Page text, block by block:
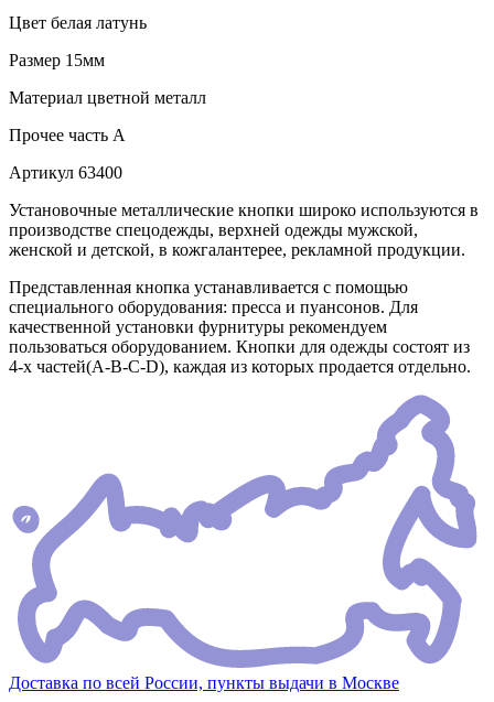
Цвет белая латунь
Размер 15мм
Материал цветной металл
Прочее часть A
Артикул 63400
Установочные металлические кнопки широко используются в
производстве спецодежды, верхней одежды мужской,
женской и детской, в кожгалантерее, рекламной продукции.
Представленная кнопка устанавливается с помощью
специального оборудования: пресса и пуансонов. Для
качественной установки фурнитуры рекомендуем
пользоваться оборудованием. Кнопки для одежды состоят из
4-х частей(А-В-С-D), каждая из которых продается отдельно.
Доставка по всей России, пункты выдачи в Москве